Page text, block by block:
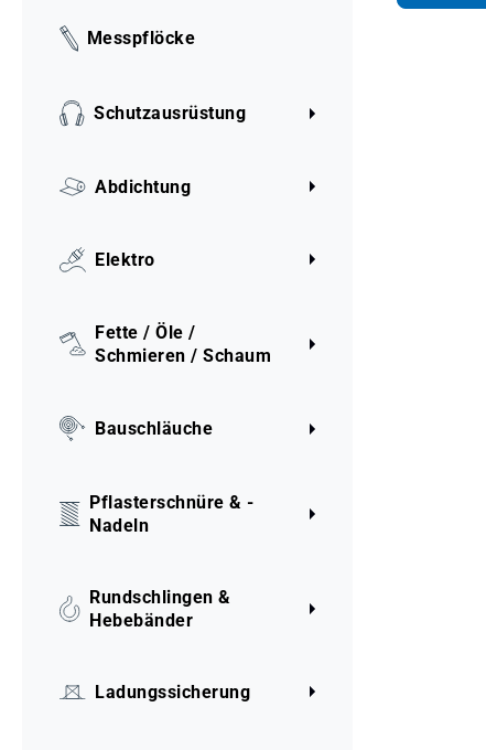
Messpflöcke
Schutzausrüstung
Abdichtung
Elektro
Fette / Öle /
Schmieren / Schaum
Bauschläuche
Pflasterschnüre & -
Nadeln
Rundschlingen &
Hebebänder
Ladungssicherung